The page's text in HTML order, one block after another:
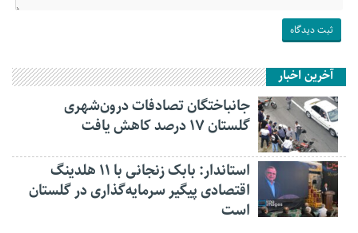
آخرین اخبار
جانباختگان تصادفات درون‌شهری
گلستان ۱۷ درصد کاهش یافت
استاندار: بابک زنجانی با ۱۱ هلدینگ
اقتصادی پیگیر سرمایه‌گذاری در گلستان
است